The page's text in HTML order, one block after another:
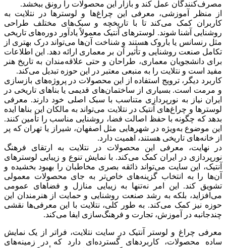
مصرف‌کنندگان عمل کند و بازار این محصولات را رونق ببخشد.
از منظر آموزشی، معرفی این چراغ‌ها و لوسترها در نتلایت به
کاربران کمک می‌کند تا با تاریخچه و سبک‌های مختلف طراحی
روشنایی آشنا شوند. لوسترهای آنتیک معمولاً یادآور دوره‌های تاریخی
مثل رنسانس یا باروک هستند و شناخت آن‌ها می‌تواند درک بهتری از
تکامل صنعت روشنایی و تأثیر آن بر معماری ارائه دهد. این اطلاعات
برای دانشجویان معماری، طراحان و حتی علاقه‌مندان به تاریخ هنر
مفید است و نتلایت را به منبعی معتبر در این حوزه تبدیل می‌کند.
کاربرد دیگر، ترویج استفاده از این محصولات در پروژه‌های بازسازی
و مرمت است. بسیاری از ساختمان‌های قدیمی یا بناهای تاریخی در
ایران نیاز به نورپردازی متناسب با سبک اصلی خود دارند. معرفی
لوسترها و چراغ‌های آنتیک در نتلایت می‌تواند به مالکان این بناها ایده
بدهد که چگونه با حفظ اصالت فضا، روشنایی مناسب را تأمین کنند.
این موضوع به‌ویژه در شهرهایی مثل اصفهان، شیراز یا تهران که پر
از خانه‌های تاریخی هستند، اهمیت دارد.
در نهایت، معرفی این محصولات در نتلایت به ارتقای فرهنگ
نورپردازی در ایران کمک می‌کند. با نمایش تنوع و زیبایی لوسترهای
آنتیک، این سایت می‌تواند ذائقه بصری مخاطبان را بهبود بخشیده و
آن‌ها را به انتخاب گزینه‌های خاص‌تر به جای محصولات معمولی
تشویق کند. این امر نه‌تنها به زیبایی منازل و فضاهای عمومی
می‌افزاید، بلکه به رشد صنعت روشنایی و حمایت از هنرمندان این
حوزه نیز کمک می‌کند. به طور کلی، نتلایت با این معرفی‌ها نقشی
چندجانبه در آموزش، تجارت و فرهنگ‌سازی ایفا می‌کند.
معرفی چراغ و لوستر آنتیک در سایت نتلایت، فراتر از یک نمایش
ساده محصولات، کاربردهای گسترده‌ای دارد که در زمینه‌های